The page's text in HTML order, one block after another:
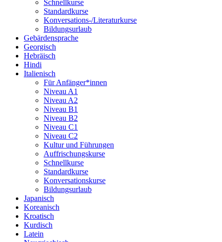
Schnellkurse
Standardkurse
Konversations-/Literaturkurse
Bildungsurlaub
Gebärdensprache
Georgisch
Hebräisch
Hindi
Italienisch
Für Anfänger*innen
Niveau A1
Niveau A2
Niveau B1
Niveau B2
Niveau C1
Niveau C2
Kultur und Führungen
Auffrischungskurse
Schnellkurse
Standardkurse
Konversationskurse
Bildungsurlaub
Japanisch
Koreanisch
Kroatisch
Kurdisch
Latein